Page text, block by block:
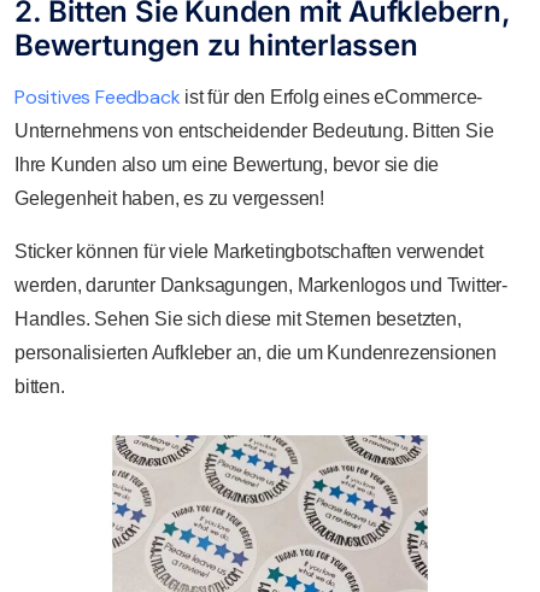
2. Bitten Sie Kunden mit Aufklebern,
Bewertungen zu hinterlassen
Positives Feedback ist für den Erfolg eines eCommerce-
Unternehmens von entscheidender Bedeutung. Bitten Sie
Ihre Kunden also um eine Bewertung, bevor sie die
Gelegenheit haben, es zu vergessen!
Sticker können für viele Marketingbotschaften verwendet
werden, darunter Danksagungen, Markenlogos und Twitter-
Handles. Sehen Sie sich diese mit Sternen besetzten,
personalisierten Aufkleber an, die um Kundenrezensionen
bitten.